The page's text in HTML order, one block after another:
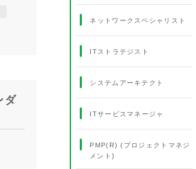
ダ
ネットワークスペシャリスト
ITストラテジスト
システムアーキテクト
ITサービスマネージャ
PMP(R) (プロジェクトマネジ
メント)